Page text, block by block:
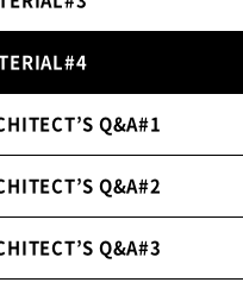
Q&A#1
Q&A#2
Q&A#3